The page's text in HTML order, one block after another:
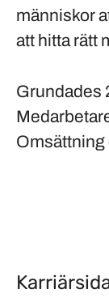
människor
att hitta rätt
Grundades
Omsättning